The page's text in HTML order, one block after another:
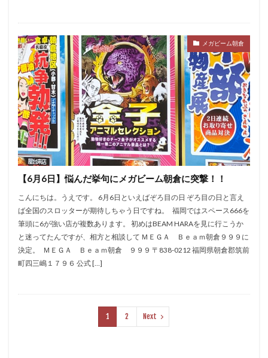
メガビーム朝倉
【6月6日】悩んだ挙句にメガビーム朝倉に突撃！！
こんにちは。うえです。 6月6日といえばぞろ目の日 ぞろ目の日と言え
ば全国のスロッターが期待しちゃう日ですね。 福岡ではスペース666を
筆頭に6が強い店が複数あります。 初めはBEAM HARAを見に行こうか
と迷ってたんですが、相方と相談して ＭＥＧＡ Ｂｅａｍ朝倉９９９に
決定。 ＭＥＧＡ Ｂｅａｍ朝倉 ９９９ 〒838-0212 福岡県朝倉郡筑前
町四三嶋１７９６ 公式 […]
1 2 Next